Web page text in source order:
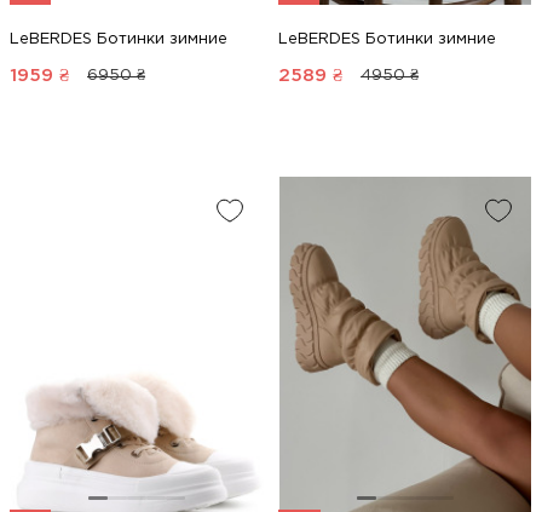
LeBERDES Ботинки зимние
1959 ₴ 6950 ₴
LeBERDES Ботинки зимние
2589 ₴ 4950 ₴